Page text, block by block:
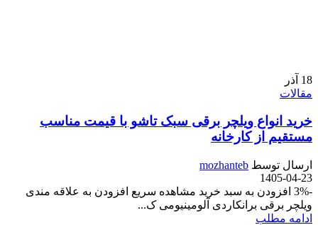
18 آذر
مقالات
خرید انواع ویلچر برقی سبک تاشو با قیمت مناسب
مستقیم از کارخانه
ارسال توسط mozhanteb
1405-04-23
-3% افزودن به سبد خرید مشاهده سریع افزودن به علاقه مندی
ویلچر برقی برانکاردی آلومینیومی ک...
ادامه مطلب